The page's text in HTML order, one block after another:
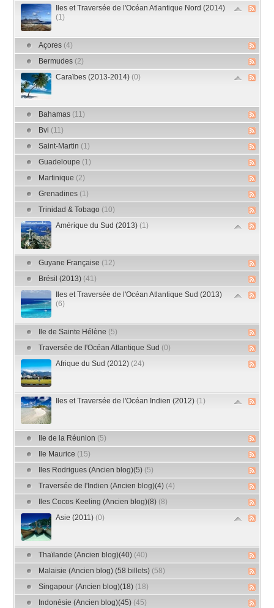
Iles et Traversée de l'Océan Atlantique Nord (2014)
(1)
Açores (4)
Bermudes (2)
Caraïbes (2013-2014) (0)
Bahamas (11)
Bvi (11)
Saint-Martin (1)
Guadeloupe (1)
Martinique (2)
Grenadines (1)
Trinidad & Tobago (10)
Amérique du Sud (2013) (1)
Guyane Française (12)
Brésil (2013) (41)
Iles et Traversée de l'Océan Atlantique Sud (2013)
(6)
Ile de Sainte Hélène (5)
Traversée de l'Océan Atlantique Sud (0)
Afrique du Sud (2012) (24)
Iles et Traversée de l'Océan Indien (2012) (1)
Ile de la Réunion (5)
Ile Maurice (15)
Iles Rodrigues (Ancien blog)(5) (5)
Traversée de l'Indien (Ancien blog)(4) (4)
Iles Cocos Keeling (Ancien blog)(8) (8)
Asie (2011) (0)
Thaïlande (Ancien blog)(40) (40)
Malaisie (Ancien blog) (58 billets) (58)
Singapour (Ancien blog)(18) (18)
Indonésie (Ancien blog)(45) (45)